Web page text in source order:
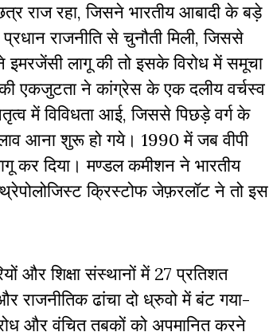
राज रहा, जिसने भारतीय आबादी के बड़े
राजनीति से चुनौती मिली, जिससे
लागू की तो इसके विरोध में समूचा
की एकजुटता ने कांग्रेस के एक दलीय वर्चस्व
में विविधता आई, जिससे पिछड़े वर्ग के
आना शुरू हो गये। 1990 में जब वीपी
कर दिया। मण्डल कमीशन ने भारतीय
क्रिस्टोफ जेफ़रलॉट ने तो इस
और शिक्षा संस्थानों में 27 प्रतिशत
राजनीतिक ढांचा दो ध्रुवो में बंट गया-
और वंचित तबकों को अपमानित करने